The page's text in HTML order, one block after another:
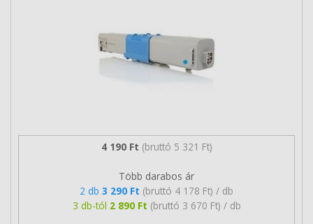
4 190 Ft (bruttó 5 321 Ft)
Több darabos ár
2 db 3 290 Ft (bruttó 4 178 Ft) / db
3 db-tól 2 890 Ft (bruttó 3 670 Ft) / db